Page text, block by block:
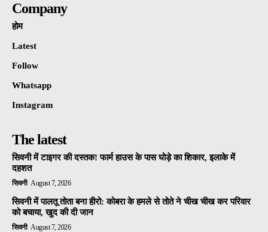
Company
होम
Latest
Follow
Whatsapp
Instagram
The latest
सिवनी में टाइगर की दस्तक! फार्म हाउस के पास घोड़े का शिकार, इलाके में
दहशत
सिवनी August 7, 2026
सिवनी में पालतू तोता बना हीरो: कोबरा के हमले से तोते ने चीख चीख कर परिवार
को बचाया, खुद की दी जान
सिवनी August 7, 2026